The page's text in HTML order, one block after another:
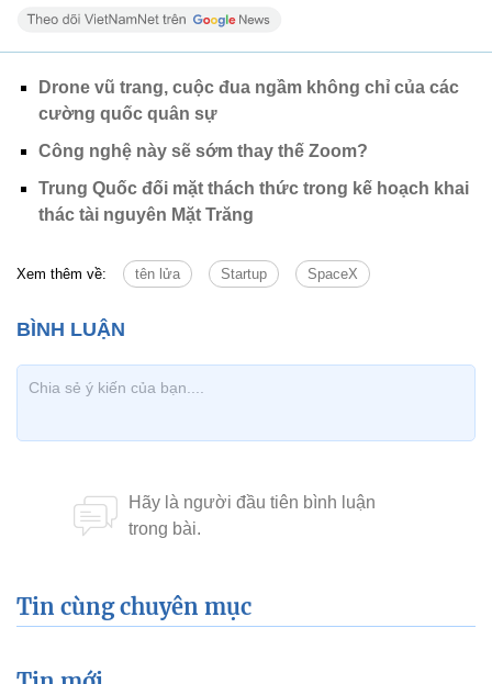
Drone vũ trang, cuộc đua ngầm không chỉ của các
cường quốc quân sự
Công nghệ này sẽ sớm thay thế Zoom?
Trung Quốc đối mặt thách thức trong kế hoạch khai
thác tài nguyên Mặt Trăng
Xem thêm về: tên lửa Startup SpaceX
Tin cùng chuyên mục